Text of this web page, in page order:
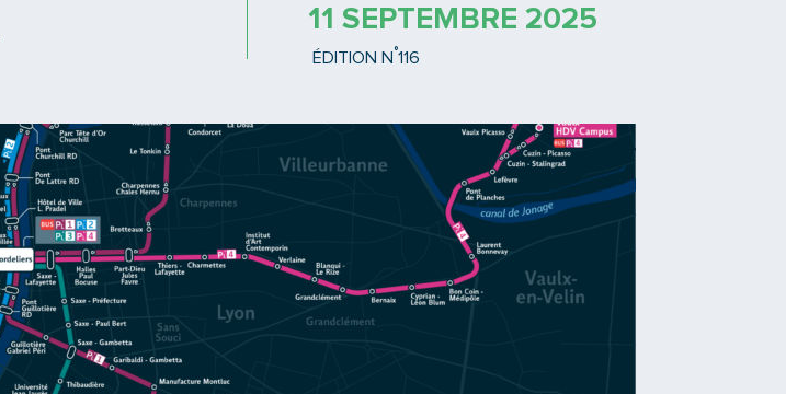
11 SEPTEMBRE 2025
ÉDITION N °116